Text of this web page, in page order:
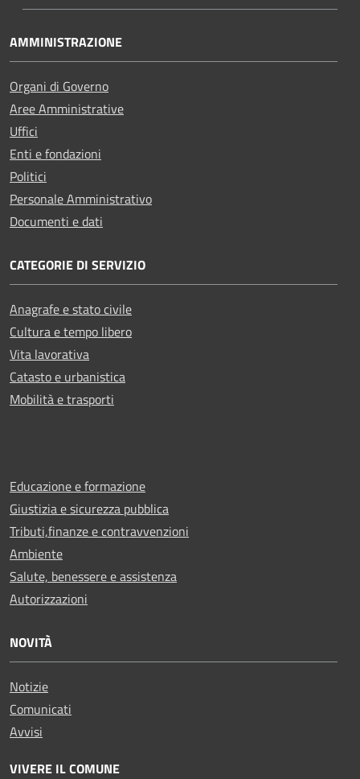
AMMINISTRAZIONE
Organi di Governo
Aree Amministrative
Uffici
Enti e fondazioni
Politici
Personale Amministrativo
Documenti e dati
CATEGORIE DI SERVIZIO
Anagrafe e stato civile
Cultura e tempo libero
Vita lavorativa
Catasto e urbanistica
Mobilità e trasporti
Educazione e formazione
Giustizia e sicurezza pubblica
Tributi,finanze e contravvenzioni
Ambiente
Salute, benessere e assistenza
Autorizzazioni
NOVITÀ
Notizie
Comunicati
Avvisi
VIVERE IL COMUNE